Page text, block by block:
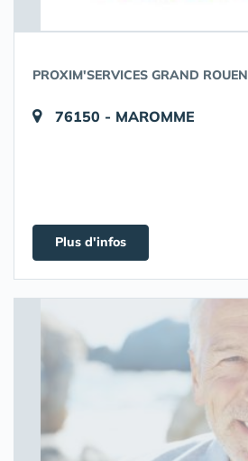
PROXIM'SERVICES GRAND ROUEN
76150 - MAROMME
Plus d'infos